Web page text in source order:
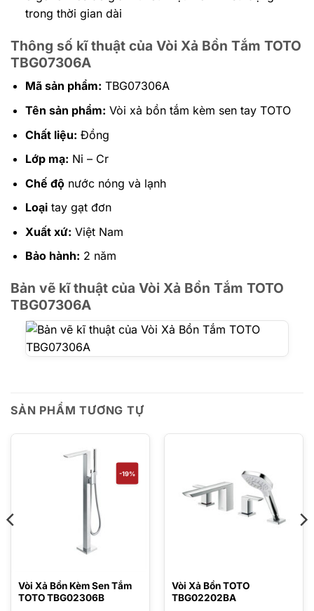
trong thời gian dài
Thông số kĩ thuật của Vòi Xả Bồn Tắm TOTO
TBG07306A
Mã sản phẩm: TBG07306A
Tên sản phẩm: Vòi xả bồn tắm kèm sen tay TOTO
Chất liệu: Đồng
Lớp mạ: Ni – Cr
Chế độnước nóng và lạnh
Loạitay gạt đơn
Xuất xứ: Việt Nam
Bảo hành: 2 năm
Bản vẽ kĩ thuật của Vòi Xả Bồn Tắm TOTO
TBG07306A
SẢN PHẨM TƯƠNG TỰ
-19%
Vòi Xả Bồn Kèm Sen Tắm
TOTO TBG02306B
Vòi Xả Bồn TOTO
TBG02202BA